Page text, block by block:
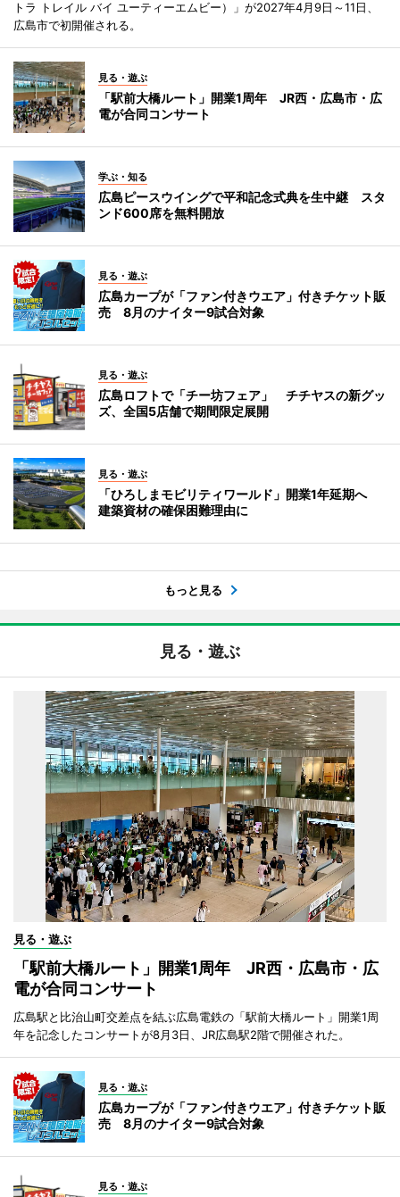
トラ トレイル バイ ユーティーエムビー）」が2027年4月9日～11日、
広島市で初開催される。
見る・遊ぶ
「駅前大橋ルート」開業1周年 JR西・広島市・広
電が合同コンサート
学ぶ・知る
広島ピースウイングで平和記念式典を生中継 スタ
ンド600席を無料開放
見る・遊ぶ
広島カープが「ファン付きウエア」付きチケット販
売 8月のナイター9試合対象
見る・遊ぶ
広島ロフトで「チー坊フェア」 チチヤスの新グッ
ズ、全国5店舗で期間限定展開
見る・遊ぶ
「ひろしまモビリティワールド」開業1年延期へ
建築資材の確保困難理由に
もっと見る
見る・遊ぶ
見る・遊ぶ
「駅前大橋ルート」開業1周年 JR西・広島市・広
電が合同コンサート
広島駅と比治山町交差点を結ぶ広島電鉄の「駅前大橋ルート」開業1周
年を記念したコンサートが8月3日、JR広島駅2階で開催された。
見る・遊ぶ
広島カープが「ファン付きウエア」付きチケット販
売 8月のナイター9試合対象
見る・遊ぶ